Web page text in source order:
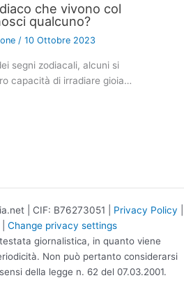
che vivono col
qualcuno?
/10 Ottobre 2023
segni zodiacali, alcuni si
capacità di irradiare gioia…
| CIF: B76273051 | Privacy Policy
Change privacy settings
giornalistica, in quanto viene
Non può pertanto considerarsi
della legge n. 62 del 07.03.2001.